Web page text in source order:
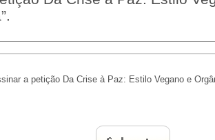
a petição Da Crise à Paz: Estilo Vegano e